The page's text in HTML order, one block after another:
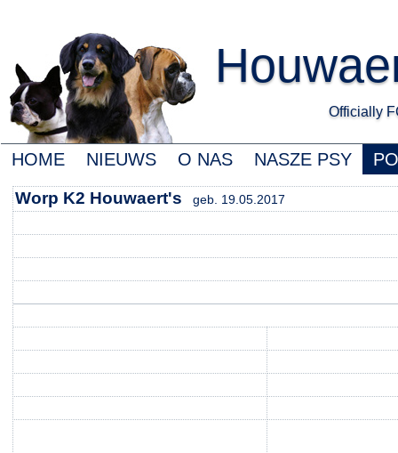
Officially
HOME NIEUWS O NAS NASZE PSY
Worp K2 Houwaert's geb. 19.05.2017